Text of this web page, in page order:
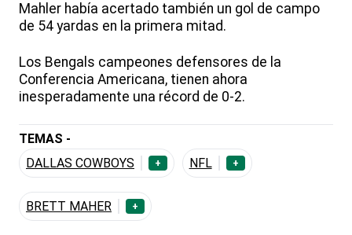
Mahler había acertado también un gol de campo
de 54 yardas en la primera mitad.
Los Bengals campeones defensores de la
Conferencia Americana, tienen ahora
inesperadamente una récord de 0-2.
TEMAS -
DALLAS COWBOYS
+ NFL +
BRETT MAHER +